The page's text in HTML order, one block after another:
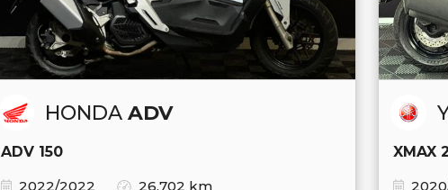
HONDA ADV
ADV 150
2022/2022
26.702 km
XMAX